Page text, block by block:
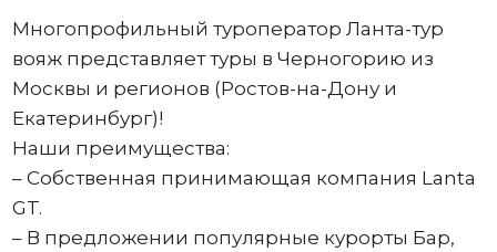
Многопрофильный туроператор Ланта-тур
вояж представляет туры в Черногорию из
Москвы и регионов (Ростов-на-Дону и
Екатеринбург)!
Наши преимущества:
– Собственная принимающая компания Lanta
GT.
– В предложении популярные курорты Бар,